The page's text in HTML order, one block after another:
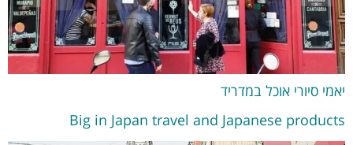
יאמי סיורי אוכל במדריד
Big in Japan travel and Japanese products